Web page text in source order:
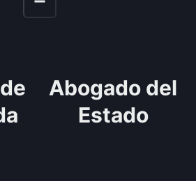
Abogado del
Estado